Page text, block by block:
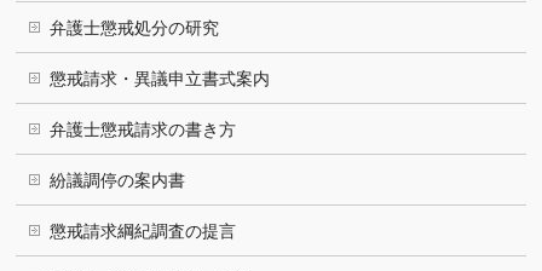
弁護士懲戒処分の研究
懲戒請求・異議申立書式案内
弁護士懲戒請求の書き方
紛議調停の案内書
懲戒請求綱紀調査の提言